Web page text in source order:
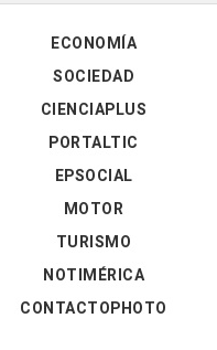
ECONOMÍA
SOCIEDAD
CIENCIAPLUS
PORTALTIC
EPSOCIAL
MOTOR
TURISMO
NOTIMÉRICA
CONTACTOPHOTO